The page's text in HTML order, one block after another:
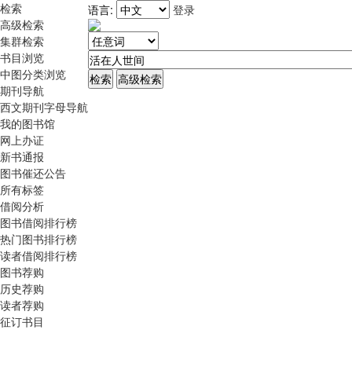
检索
高级检索
集群检索
书目浏览
中图分类浏览
期刊导航
西文期刊字母导航
我的图书馆
网上办证
新书通报
图书催还公告
所有标签
借阅分析
图书借阅排行榜
热门图书排行榜
读者借阅排行榜
图书荐购
历史荐购
读者荐购
征订书目
语言: 登录